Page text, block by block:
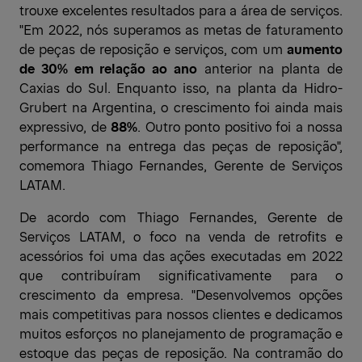
trouxe excelentes resultados para a área de serviços.
"Em 2022, nós superamos as metas de faturamento
de peças de reposição e serviços, com um aumento
de 30% em relação ao anoanterior na planta de
Caxias do Sul. Enquanto isso, na planta da Hidro-
Grubert na Argentina, o crescimento foi ainda mais
expressivo, de 88%. Outro ponto positivo foi a nossa
performance na entrega das peças de reposição",
comemora Thiago Fernandes, Gerente de Serviços
LATAM.
De acordo com Thiago Fernandes, Gerente de
Serviços LATAM, o foco na venda de retrofits e
acessórios foi uma das ações executadas em 2022
que contribuíram significativamente para o
crescimento da empresa. "Desenvolvemos opções
mais competitivas para nossos clientes e dedicamos
muitos esforços no planejamento de programação e
estoque das peças de reposição. Na contramão do